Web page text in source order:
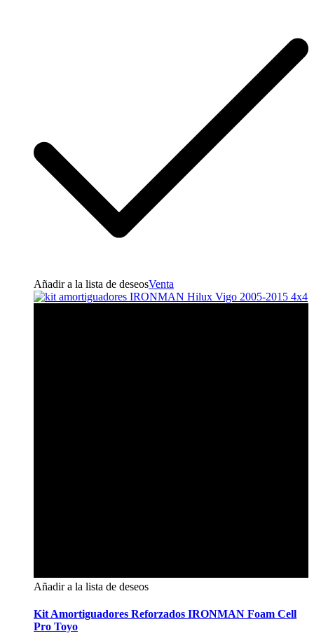
Añadir a la lista de deseosVenta
Añadir a la lista de deseos
Kit Amortiguadores Reforzados IRONMAN Foam Cell
Pro Toyo